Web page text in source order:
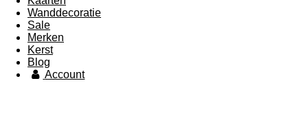
Wanddecoratie
Sale
Merken
Kerst
Blog
Account